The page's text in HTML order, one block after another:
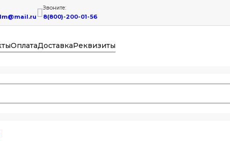
Звоните:
8(800)-200-01-56
ОплатаДоставкаРеквизиты